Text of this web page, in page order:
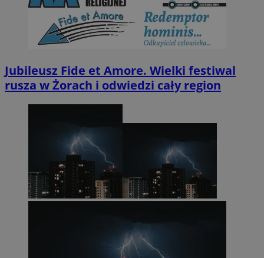
Jubileusz Fide et Amore. Wielki festiwal
rusza w Żorach i odwiedzi cały region